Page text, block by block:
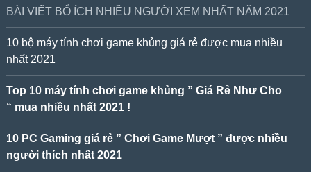
BÀI VIẾT BỔ ÍCH NHIỀU NGƯỜI XEM NHẤT NĂM 2021
10 bộ máy tính chơi game khủng giá rẻ được mua nhiều
nhất 2021
Top 10 máy tính chơi game khủng ” Giá Rẻ Như Cho
“ mua nhiều nhất 2021 !
10 PC Gaming giá rẻ ” Chơi Game Mượt ” được nhiều
người thích nhất 2021